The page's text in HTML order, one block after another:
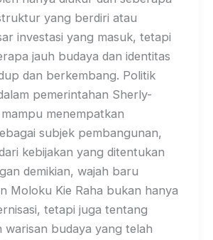
yang berdiri atau
investasi yang masuk, tetapi
jauh budaya dan identitas
dan berkembang. Politik
pemerintahan Sherly-
menempatkan
subjek pembangunan,
kebijakan yang ditentukan
demikian, wajah baru
Moloku Kie Raha bukan hanya
tetapi juga tentang
warisan budaya yang telah